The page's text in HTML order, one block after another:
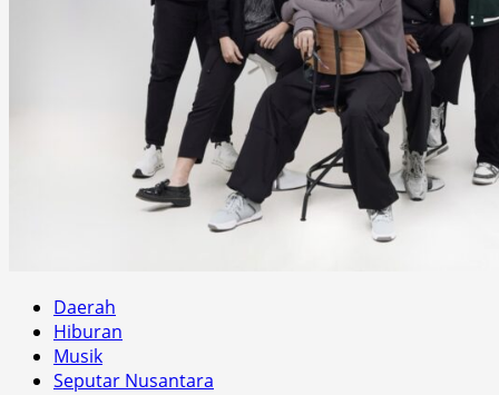
Daerah
Hiburan
Musik
Seputar Nusantara